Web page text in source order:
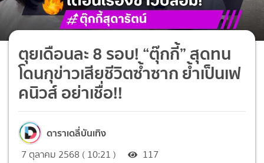
ตุยเดือนละ 8 รอบ! “ตุ๊กกี้” สุดทน
โดนกุข่าวเสียชีวิตซ้ำซาก ย้ำเป็นเฟ
คนิวส์ อย่าเชื่อ!!
ดาราเดลี่บันเทิง
7 ตุลาคม 2568 ( 10:21 ) 117